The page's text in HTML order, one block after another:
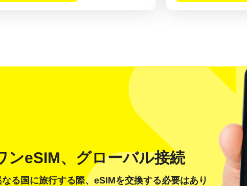
ンeSIM、グローバル接続
なる国に旅行する際、eSIMを交換する必要はあり
方